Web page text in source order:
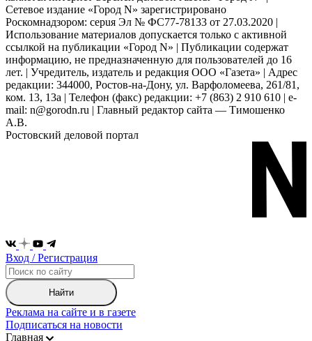
Сетевое издание «Город N» зарегистрировано
Роскомнадзором: серuя Эл № ФС77-78133 от 27.03.2020 |
Использование материалов допускается только с активной
ссылкой на публикации «Город N» | Публикации содержат
информацию, не предназначенную для пользователей до 16
лет. | Учредитель, издатель и редакция ООО «Газета» | Адрес
редакции: 344000, Ростов-на-Дону, ул. Варфоломеева, 261/81,
ком. 13, 13а | Телефон (факс) редакции: +7 (863) 2 910 610 | e-
mail: n@gorodn.ru | Главный редактор сайта — Тимошенко
А.В.
Ростовский деловой портал
Вход / Регистрация
Найти
Реклама на сайте и в газете
Подписаться на новости
Главная